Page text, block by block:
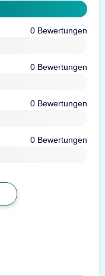
0 Bewertungen
0 Bewertungen
0 Bewertungen
0 Bewertungen